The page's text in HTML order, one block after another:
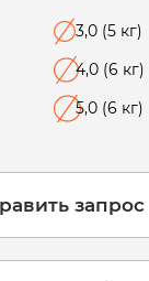
3,0 (5 кг)
4,0 (6 кг)
5,0 (6 кг)
запрос